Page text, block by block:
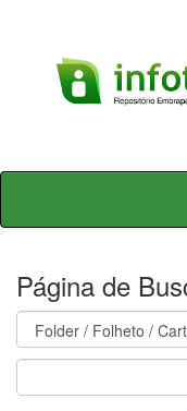
Skip
Página de